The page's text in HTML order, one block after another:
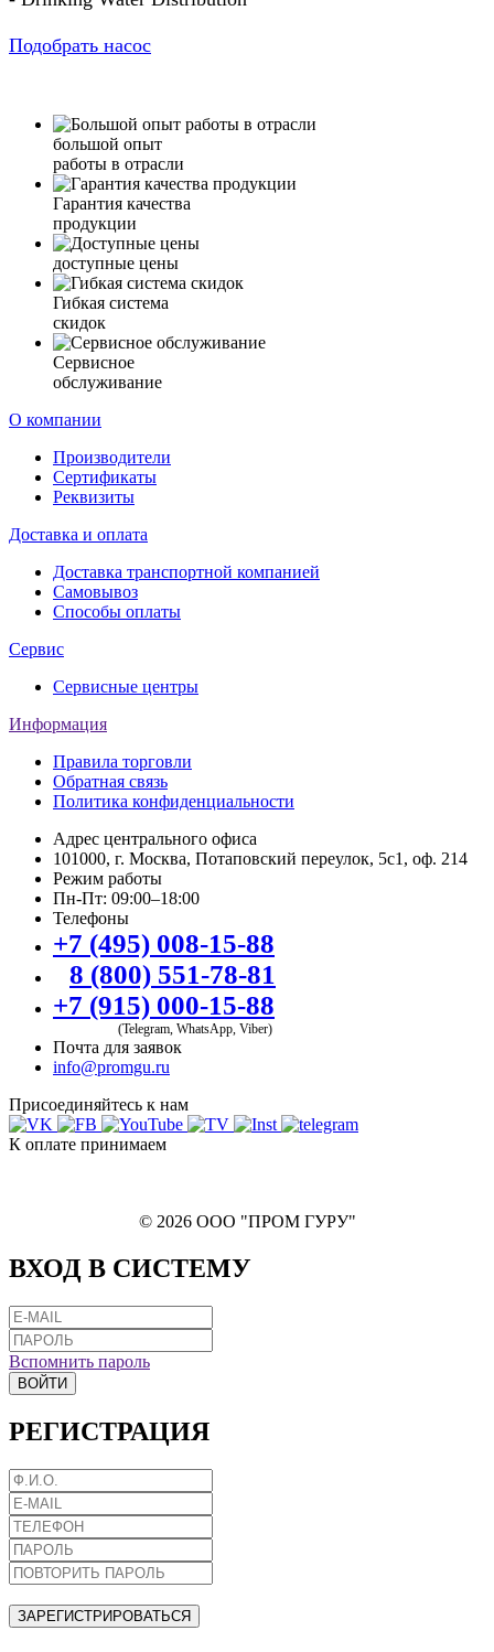
Подобрать насос
большой опыт
работы в отрасли
Гарантия качества
продукции
доступные цены
Гибкая система
скидок
Сервисное
обслуживание
О компании
Производители
Сертификаты
Реквизиты
Доставка и оплата
Доставка транспортной компанией
Самовывоз
Способы оплаты
Сервис
Сервисные центры
Информация
Правила торговли
Обратная связь
Политика конфиденциальности
Адрес центрального офиса
101000, г. Москва, Потаповский переулок, 5с1, оф. 214
Режим работы
Пн-Пт: 09:00–18:00
Телефоны
+7 (495) 008-15-88
8 (800) 551-78-81
+7 (915) 000-15-88
(Telegram, WhatsApp, Viber)
Почта для заявок
info@promgu.ru
Присоединяйтесь к нам
К оплате принимаем
© 2026 ООО "ПРОМ ГУРУ"
ВХОД В СИСТЕМУ
Вспомнить пароль
ВОЙТИ
РЕГИСТРАЦИЯ
ЗАРЕГИСТРИРОВАТЬСЯ